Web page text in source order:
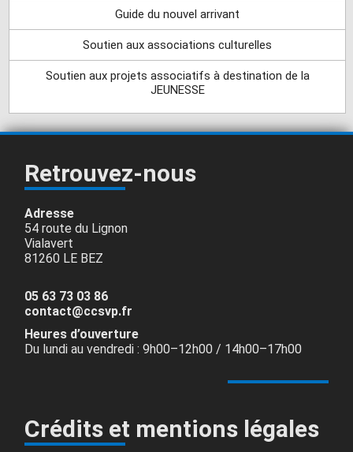
Guide du nouvel arrivant
Soutien aux associations culturelles
Soutien aux projets associatifs à destination de la
JEUNESSE
Retrouvez-nous
Adresse
54 route du Lignon
Vialavert
81260 LE BEZ
05 63 73 03 86
contact@ccsvp.fr
Heures d’ouverture
Du lundi au vendredi : 9h00–12h00 / 14h00–17h00
Crédits et mentions légales